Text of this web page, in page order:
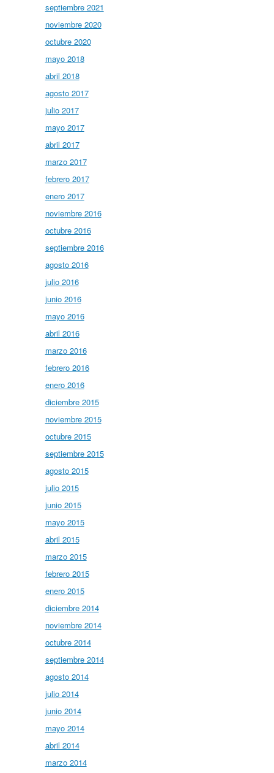
septiembre 2021
noviembre 2020
octubre 2020
mayo 2018
abril 2018
agosto 2017
julio 2017
mayo 2017
abril 2017
marzo 2017
febrero 2017
enero 2017
noviembre 2016
octubre 2016
septiembre 2016
agosto 2016
julio 2016
junio 2016
mayo 2016
abril 2016
marzo 2016
febrero 2016
enero 2016
diciembre 2015
noviembre 2015
octubre 2015
septiembre 2015
agosto 2015
julio 2015
junio 2015
mayo 2015
abril 2015
marzo 2015
febrero 2015
enero 2015
diciembre 2014
noviembre 2014
octubre 2014
septiembre 2014
agosto 2014
julio 2014
junio 2014
mayo 2014
abril 2014
marzo 2014